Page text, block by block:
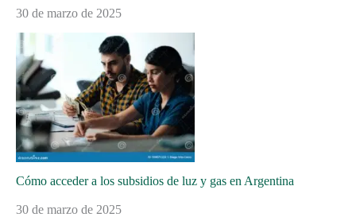
30 de marzo de 2025
Cómo acceder a los subsidios de luz y gas en Argentina
30 de marzo de 2025